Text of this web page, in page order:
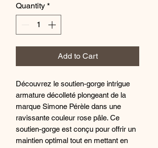
Quantity *
Add to Cart
Découvrez le soutien-gorge intrigue
armature décolleté plongeant de la
marque Simone Pérèle dans une
ravissante couleur rose pâle. Ce
soutien-gorge est conçu pour offrir un
maintien optimal tout en mettant en